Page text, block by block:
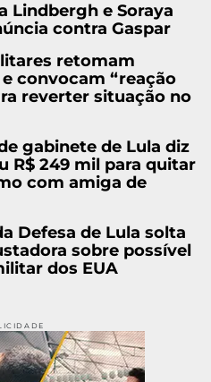
Lindbergh e Soraya
contra Gaspar
retomam
convocam “reação
reverter situação no
gabinete de Lula diz
R$ 249 mil para quitar
com amiga de
Defesa de Lula solta
sobre possível
dos EUA